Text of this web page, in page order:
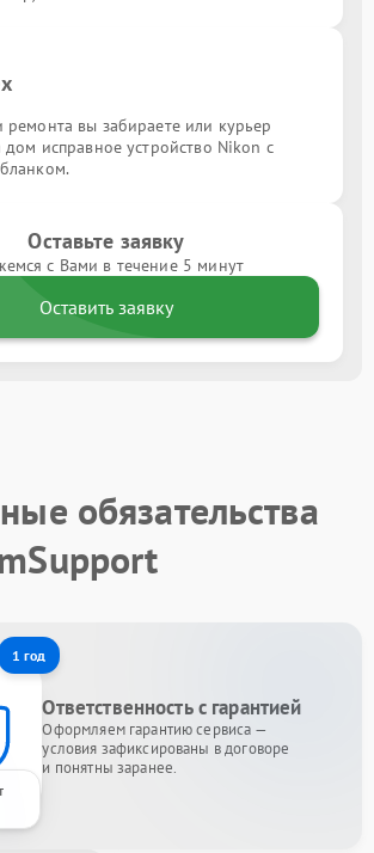
вы забираете или курьер
дом исправное устройство Nikon с
Оставьте заявку
с Вами в течение 5 минут
Оставить заявку
обязательства
1 год
Ответственность с гарантией
Оформляем гарантию сервиса —
условия зафиксированы в договоре
и понятны заранее.